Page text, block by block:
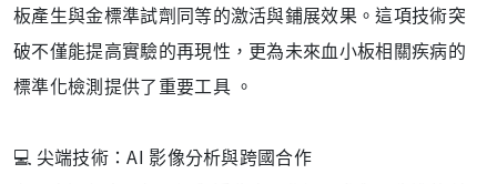
板產生與金標準試劑同等的激活與鋪展效果。這項技術突
破不僅能提高實驗的再現性，更為未來血小板相關疾病的
標準化檢測提供了重要工具 。
💻 尖端技術：AI 影像分析與跨國合作